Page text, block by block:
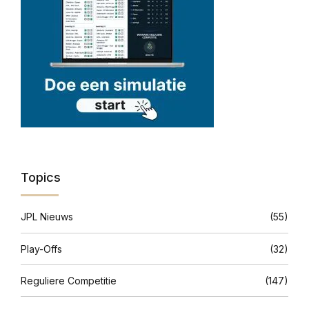
Topics
JPL Nieuws (55)
Play-Offs (32)
Reguliere Competitie (147)